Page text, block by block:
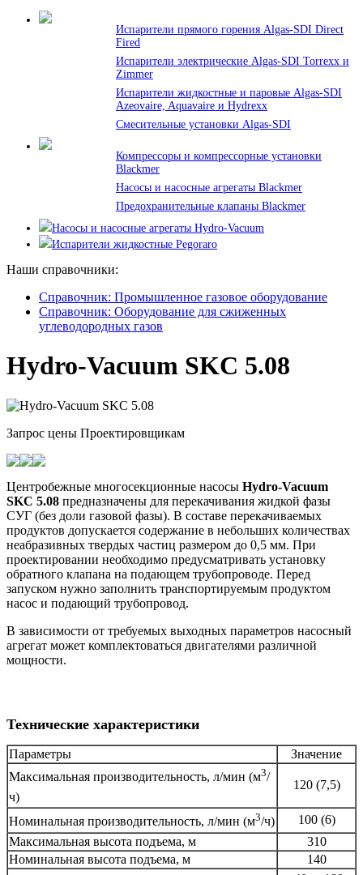
Испарители прямого горения Algas-SDI Direct
Fired
Испарители электрические Algas-SDI Torrexx и
Zimmer
Испарители жидкостные и паровые Algas-SDI
Azeovaire, Aquavaire и Hydrexx
Смесительные установки Algas-SDI
Компрессоры и компрессорные установки
Blackmer
Насосы и насосные агрегаты Blackmer
Предохранительные клапаны Blackmer
Насосы и насосные агрегаты Hydro-Vacuum
Испарители жидкостные Pegoraro
Наши справочники:
Справочник: Промышленное газовое оборудование
Справочник: Оборудование для сжиженных
углеводородных газов
Hydro-Vacuum SKC 5.08
Запрос цены Проектировщикам
Центробежные многосекционные насосы Hydro-Vacuum
SKC 5.08 предназначены для перекачивания жидкой фазы
СУГ (без доли газовой фазы). В составе перекачиваемых
продуктов допускается содержание в небольших количествах
неабразивных твердых частиц размером до 0,5 мм. При
проектировании необходимо предусматривать установку
обратного клапана на подающем трубопроводе. Перед
запуском нужно заполнить транспортируемым продуктом
насос и подающий трубопровод.
В зависимости от требуемых выходных параметров насосный
агрегат может комплектоваться двигателями различной
мощности.
Технические характеристики
Параметры
Значение
Максимальная производительность, л/мин (м3/
ч)
120 (7,5)
Номинальная производительность, л/мин (м3/ч) 100 (6)
Максимальная высота подъема, м
310
Номинальная высота подъема, м
140